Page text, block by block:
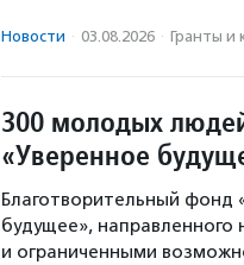
Новости · 03.08.2026 · Гранты и
300 молодых
«Уверенное
Благотворительный фонд
будущее»,
и ограниченными